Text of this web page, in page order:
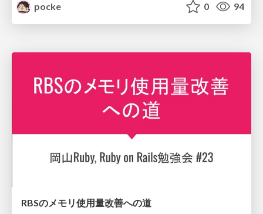
pocke
0 94
RBSのメモリ使用量改善への道